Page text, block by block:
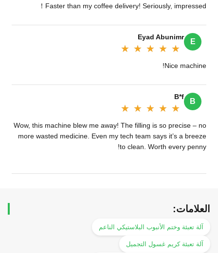
Faster than my coffee delivery! Seriously, impressed！
E
Eyad Abunimr
★★★★★
★★★★★
Nice machine!
B
B*f
★★★★★
★★★★★
Wow, this machine blew me away! The filling is so precise – no
more wasted medicine. Even my tech team says it’s a breeze
to clean. Worth every penny!
العلامات:
آلة تعبئة وختم الأنبوب البلاستيكي الناعم
آلة تعبئة كريم غسول التجميل